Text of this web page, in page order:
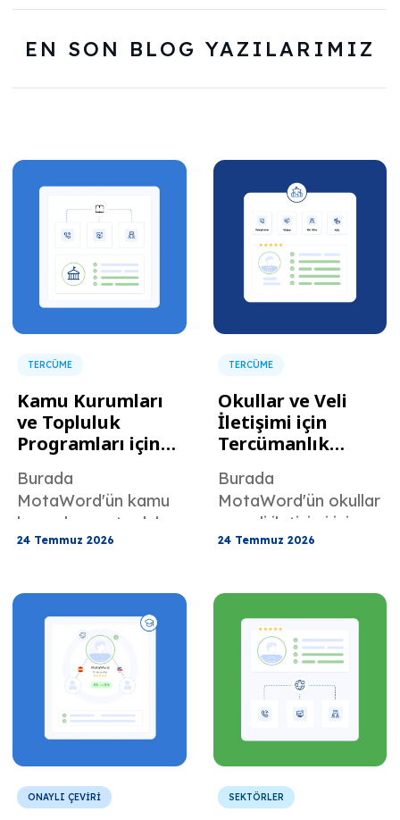
EN SON BLOG YAZILARIMIZ
TERCÜME
Kamu Kurumları
ve Topluluk
Programları için
Tercümanlık
Hizmetleri
Burada
MotaWord'ün kamu
kurumları ve topluluk
programları için
Tercüme Hizmetleri
hakkında her şeyi
24 Temmuz 2026
TERCÜME
Okullar ve Veli
İletişimi için
Tercümanlık
Burada
MotaWord'ün okullar
ve veli iletişimi için
sunduğu tercümanlık
her şeyi
24 Temmuz 2026
ONAYLI ÇEVİRİ SEKTÖRLER